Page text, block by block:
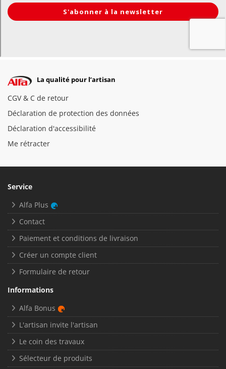
La qualité pour l’artisan
CGV & C de retour
Déclaration de protection des données
Déclaration d'accessibilité
Me rétracter
Service
Alfa Plus
Contact
Paiement et conditions de livraison
Créer un compte client
Formulaire de retour
Informations
Alfa Bonus
L'artisan invite l'artisan
Le coin des travaux
Sélecteur de produits